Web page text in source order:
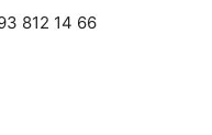
812 14 66